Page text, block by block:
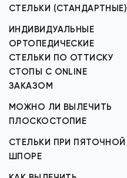
СТЕЛЬКИ (СТАНДАРТНЫЕ)
ИНДИВИДУАЛЬНЫЕ
ОРТОПЕДИЧЕСКИЕ
СТЕЛЬКИ ПО ОТТИСКУ
СТОПЫ С ONLINE
ЗАКАЗОМ
МОЖНО ЛИ ВЫЛЕЧИТЬ
ПЛОСКОСТОПИЕ
СТЕЛЬКИ ПРИ ПЯТОЧНОЙ
ШПОРЕ